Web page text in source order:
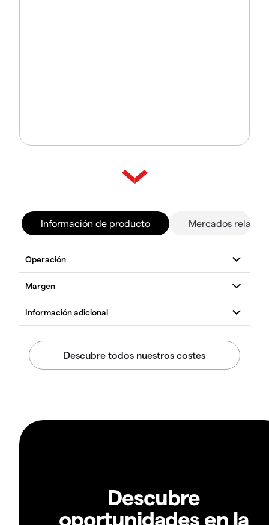
Información de producto Mercados
Descubre
oportunidades en la